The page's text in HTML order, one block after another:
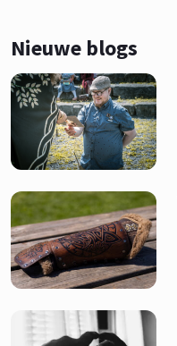
Nieuwe blogs